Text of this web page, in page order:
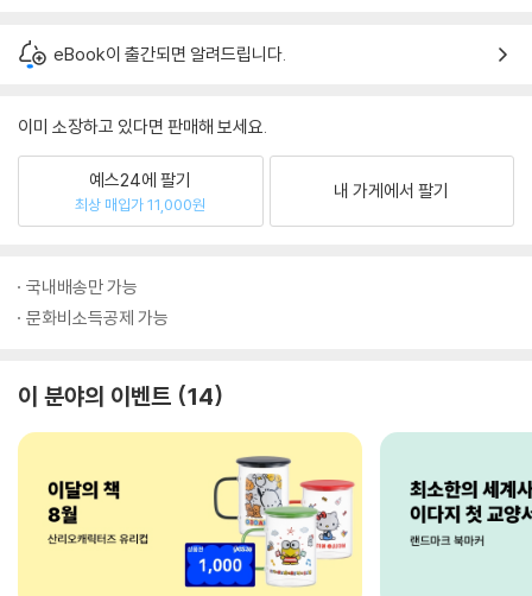
eBook이 출간되면 알려드립니다.
이미 소장하고 있다면 판매해 보세요.
예스24에 팔기
최상 매입가 11,000원
내 가게에서 팔기
국내배송만 가능
문화비소득공제 가능
이 분야의 이벤트 14